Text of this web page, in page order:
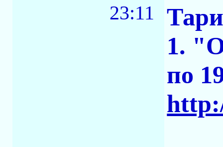
23:11
1.
по